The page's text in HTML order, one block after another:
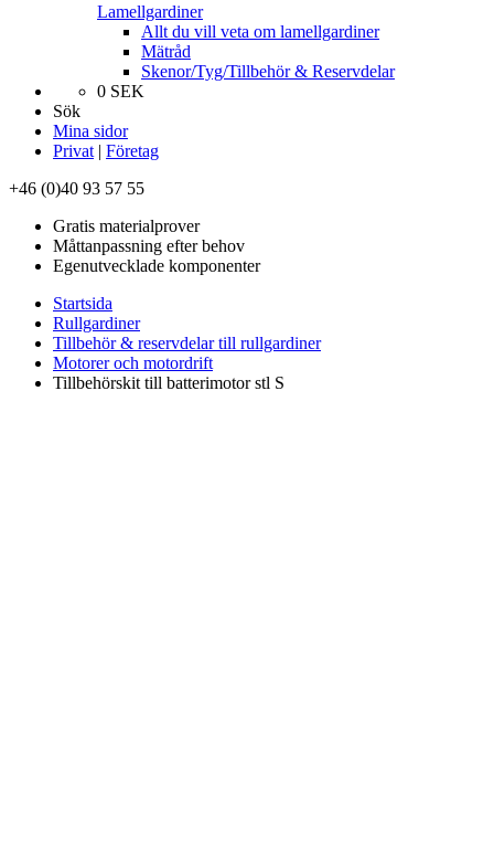
Lamellgardiner
Allt du vill veta om lamellgardiner
Mätråd
Skenor/Tyg/Tillbehör & Reservdelar
0 SEK
Sök
Mina sidor
Privat | Företag
+46 (0)40 93 57 55
Gratis materialprover
Måttanpassning efter behov
Egenutvecklade komponenter
Startsida
Rullgardiner
Tillbehör & reservdelar till rullgardiner
Motorer och motordrift
Tillbehörskit till batterimotor stl S